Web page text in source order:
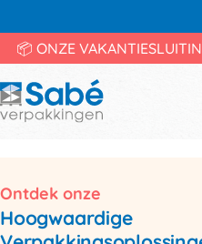
📦 ONZE
Ontdek onze
Hoogwaardige